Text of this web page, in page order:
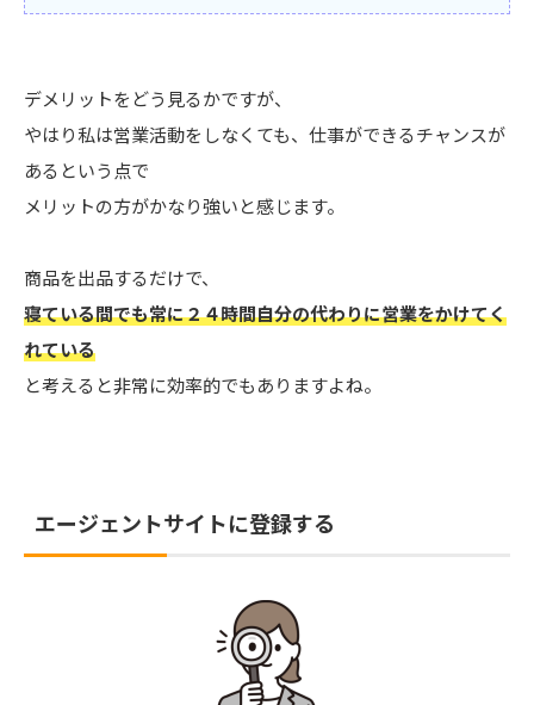
デメリットをどう見るかですが、
やはり私は営業活動をしなくても、仕事ができるチャンスが
あるという点で
メリットの方がかなり強いと感じます。
商品を出品するだけで、
寝ている間でも常に２４時間自分の代わりに営業をかけてく
れている
と考えると非常に効率的でもありますよね。
エージェントサイトに登録する